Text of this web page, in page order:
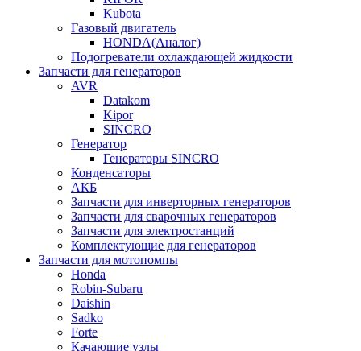
Kubota
Газовый двигатель
HONDA(Aналог)
Подогреватели охлаждающей жидкости
Запчасти для генераторов
AVR
Datakom
Kipor
SINCRO
Генератор
Генераторы SINCRO
Конденсаторы
АКБ
Запчасти для инверторных генераторов
Запчасти для сварочных генераторов
Запчасти для электростанций
Комплектующие для генераторов
Запчасти для мотопомпы
Honda
Robin-Subaru
Daishin
Sadko
Forte
Качающие узлы